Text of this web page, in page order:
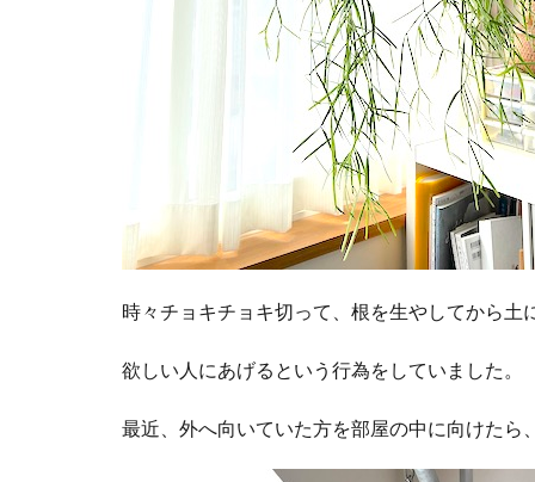
時々チョキチョキ切って、根を生やしてから土
欲しい人にあげるという行為をしていました。
最近、外へ向いていた方を部屋の中に向けたら